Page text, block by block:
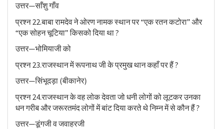
उत्तर—साँशु गाँव
प्रश्न 22.बाबा रामदेव ने ओरण नामक स्थान पर “एक रतन कटोरा” और
“एक सोहन चूटिया” किसको दिया था ?
उत्तर—भोमियाजी को
प्रश्न 23.राजस्थान में रूपनाथ जी के प्रमुख थान कहाँ पर हैं ?
उत्तर—सिंभूदड़ा (बीकानेर)
प्रश्न 24.राजस्थान के वह लोक देवता जो धनी लोगों को लूटकर उनका
धन गरीब और जरूरतमंद लोगों में बांट दिया करते थे निम्न में से कौन हैं ?
उत्तर—डूंगजी व जवाहरजी